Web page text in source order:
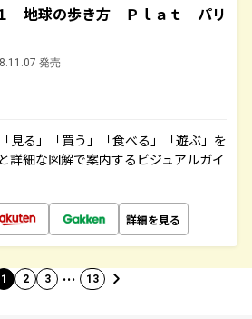
地球の歩き方 Ｐｌａｔ パリ
発売
見る」「買う」「食べる」「遊ぶ」を
詳細な図解で案内するビジュアルガイ
詳細を見る
1 2 3 … 13